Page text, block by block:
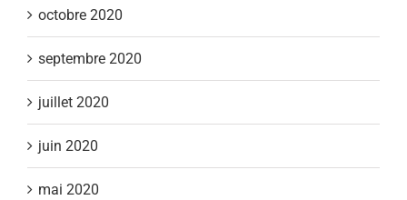
octobre 2020
septembre 2020
juillet 2020
juin 2020
mai 2020